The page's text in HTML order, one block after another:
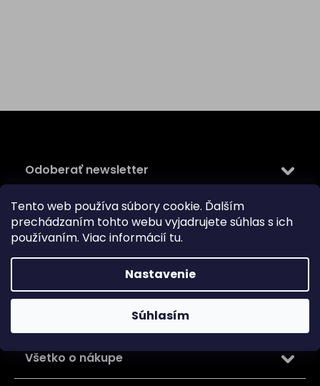
Tento web používa súbory cookie. Ďalším
prechádzaním tohto webu vyjadrujete súhlas s ich
používaním. Viac informácií tu.
Nastavenie
Súhlasím
t
Odoberať newsletter
Vložte svoj e-mail a my Vám budeme zasielať informácie
o nových produktoch na našom e-shope.
Email
Vložením e-mailu súhlasíte spodmienkami ochrany
Všetko o nákupe